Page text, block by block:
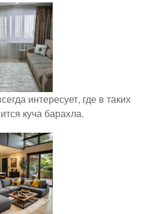
интересует, где в таких
куча барахла.